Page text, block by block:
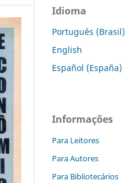
Idioma
Português (Brasil)
English
Español (España)
Informações
Para Leitores
Para Autores
Para Bibliotecários